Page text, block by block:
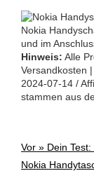
Nokia
und im
Hinweis: Alle
Versandkosten
2024-07-14 /
stammen aus
Post
Vor » Dein
Nokia